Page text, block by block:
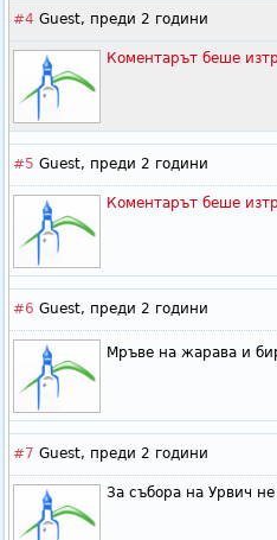
#4 Guest, преди 2 години
Коментарът беше
#5 Guest, преди 2 години
Коментарът беше
#6 Guest, преди 2 години
Мръве на жарава и
#7 Guest, преди 2 години
За събора на Урвич